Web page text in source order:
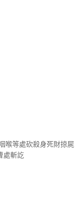
喉等處砍殺身死財掠屍
處斬訖